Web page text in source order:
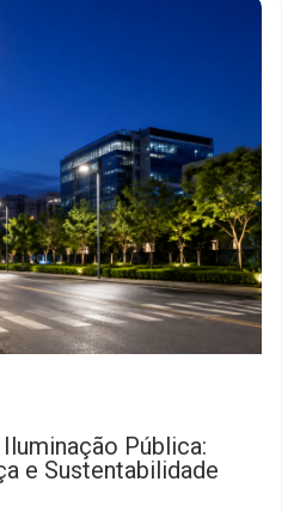
Pública:
e Sustentabilidade